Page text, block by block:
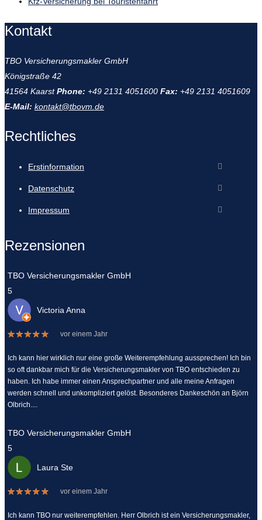
Kontakt
TBO Versicherungsmakler GmbH
Königstraße 42
41564 Kaarst Phone: +49 2131 4051600 Fax: +49 2131 4051609
E-Mail: kontakt@tbovm.de
Rechtliches
Erstinformation
Datenschutz
Impressum
Rezensionen
TBO Versicherungsmakler GmbH
5
Victoria Anna
vor einem Jahr
Ich kann hier wirklich nur eine große Weiterempfehlung aussprechen! Ich bin
so oft dankbar mich für die Versicherungsmakler von TBO entschieden zu
haben. Ich habe immer einen Ansprechpartner und alle meine Anfragen
werden schnell und unkompliziert gelöst. Besonderes Dankeschön an Björn
Olbrich....
TBO Versicherungsmakler GmbH
5
Laura Ste
vor einem Jahr
Ich kann TBO nur weiterempfehlen. Herr Olbrich ist ein Versicherungsmakler,